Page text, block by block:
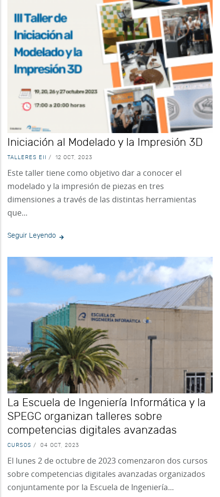
Iniciación al Modelado y la Impresión 3D
TALLERES EII / 12 OCT, 2023
Este taller tiene como objetivo dar a conocer el
modelado y la impresión de piezas en tres
dimensiones a través de las distintas herramientas
que...
Seguir Leyendo
La Escuela de Ingeniería Informática y la
SPEGC organizan talleres sobre
competencias digitales avanzadas
CURSOS / 04 OCT, 2023
El lunes 2 de octubre de 2023 comenzaron dos cursos
sobre competencias digitales avanzadas organizados
conjuntamente por la Escuela de Ingeniería...